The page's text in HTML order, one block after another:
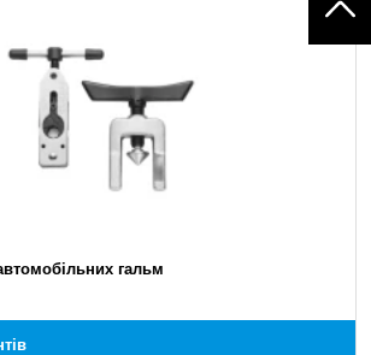
гальм